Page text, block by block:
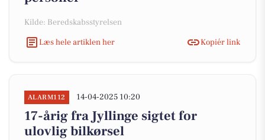
Kilde: Beredskabsstyrelsen
Læs hele artiklen her
Kopiér link
ALARM112 14-04-2025 10:20
17-årig fra Jyllinge sigtet for
ulovlig bilkørsel